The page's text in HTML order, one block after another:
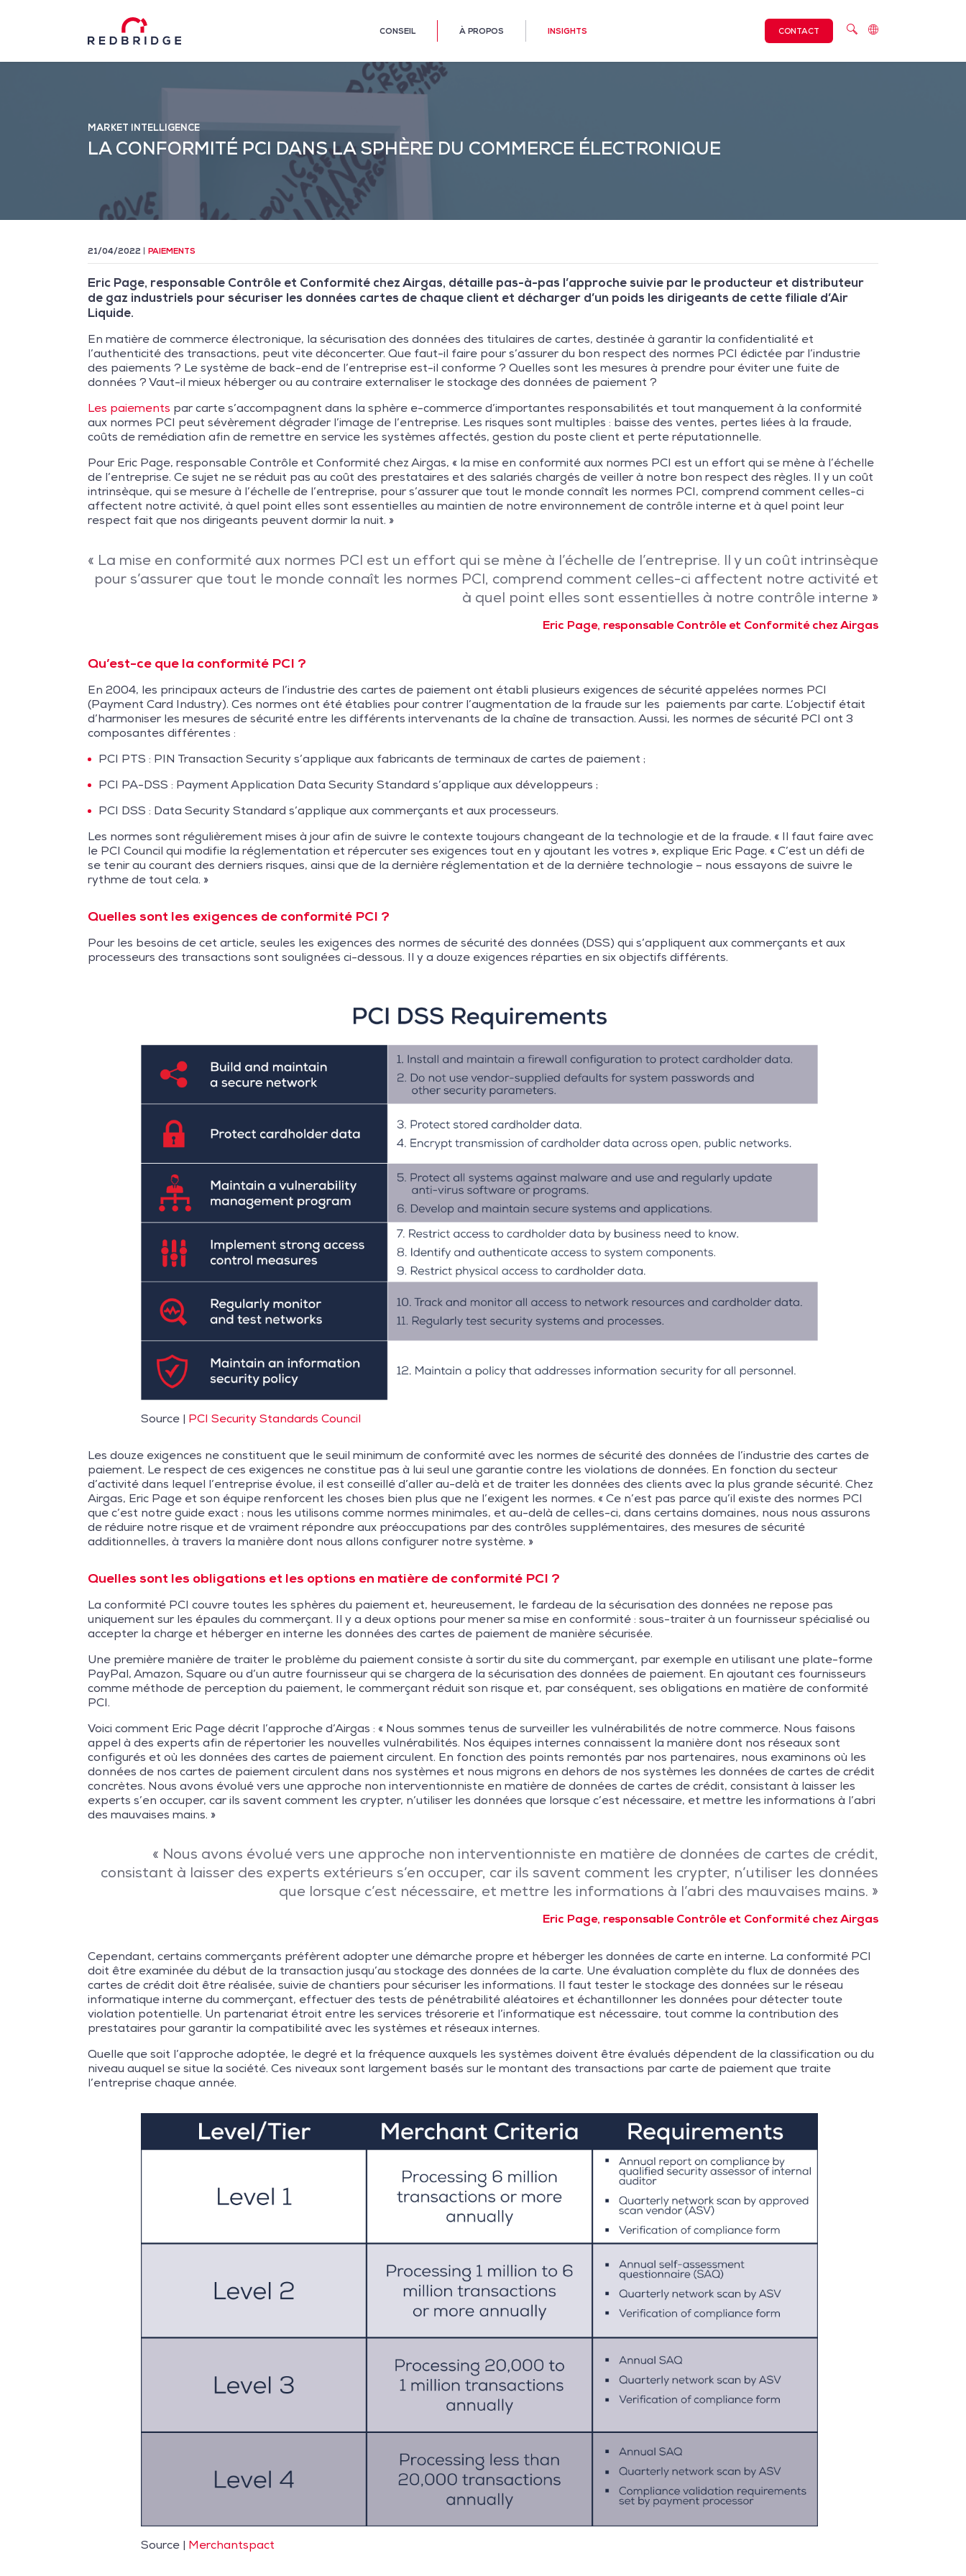
CONSEIL À PROPOS INSIGHTS CONTACT
MARKET INTELLIGENCE
LA CONFORMITÉ PCI DANS LA SPHÈRE DU COMMERCE ÉLECTRONIQUE
21/04/2022 PAIEMENTS
Eric Page, responsable Contrôle et Conformité chez Airgas, détaille pas-à-pas l’approche suivie par le producteur et distributeur
de gaz industriels pour sécuriser les données cartes de chaque client et décharger d’un poids les dirigeants de cette filiale d’Air
Liquide.
En matière de commerce électronique, la sécurisation des données des titulaires de cartes, destinée à garantir la confidentialité et
l’authenticité des transactions, peut vite déconcerter. Que faut-il faire pour s’assurer du bon respect des normes PCI édictée par l’industrie
des paiements ? Le système de back-end de l’entreprise est-il conforme ? Quelles sont les mesures à prendre pour éviter une fuite de
données ? Vaut-il mieux héberger ou au contraire externaliser le stockage des données de paiement ?
Les paiements par carte s’accompagnent dans la sphère e-commerce d’importantes responsabilités et tout manquement à la conformité
aux normes PCI peut sévèrement dégrader l’image de l’entreprise. Les risques sont multiples : baisse des ventes, pertes liées à la fraude,
coûts de remédiation afin de remettre en service les systèmes affectés, gestion du poste client et perte réputationnelle.
Pour Eric Page, responsable Contrôle et Conformité chez Airgas, « la mise en conformité aux normes PCI est un effort qui se mène à l’échelle
de l’entreprise. Ce sujet ne se réduit pas au coût des prestataires et des salariés chargés de veiller à notre bon respect des règles. Il y un coût
intrinsèque, qui se mesure à l’échelle de l’entreprise, pour s’assurer que tout le monde connaît les normes PCI, comprend comment celles-ci
affectent notre activité, à quel point elles sont essentielles au maintien de notre environnement de contrôle interne et à quel point leur
respect fait que nos dirigeants peuvent dormir la nuit. »
« La mise en conformité aux normes PCI est un effort qui se mène à l’échelle de l’entreprise. Il y un coût intrinsèque
pour s’assurer que tout le monde connaît les normes PCI, comprend comment celles-ci affectent notre activité et
à quel point elles sont essentielles à notre contrôle interne »
Eric Page, responsable Contrôle et Conformité chez Airgas
Qu’est-ce que la conformité PCI ?
En 2004, les principaux acteurs de l’industrie des cartes de paiement ont établi plusieurs exigences de sécurité appelées normes PCI
(Payment Card Industry). Ces normes ont été établies pour contrer l’augmentation de la fraude sur les paiements par carte. L’objectif était
d’harmoniser les mesures de sécurité entre les différents intervenants de la chaîne de transaction. Aussi, les normes de sécurité PCI ont 3
composantes différentes :
PCI PTS : PIN Transaction Security s’applique aux fabricants de terminaux de cartes de paiement ;
PCI PA-DSS : Payment Application Data Security Standard s’applique aux développeurs ;
PCI DSS : Data Security Standard s’applique aux commerçants et aux processeurs.
Les normes sont régulièrement mises à jour afin de suivre le contexte toujours changeant de la technologie et de la fraude. « Il faut faire avec
le PCI Council qui modifie la réglementation et répercuter ses exigences tout en y ajoutant les votres », explique Eric Page. « C’est un défi de
se tenir au courant des derniers risques, ainsi que de la dernière réglementation et de la dernière technologie – nous essayons de suivre le
rythme de tout cela. »
Quelles sont les exigences de conformité PCI ?
Pour les besoins de cet article, seules les exigences des normes de sécurité des données (DSS) qui s’appliquent aux commerçants et aux
processeurs des transactions sont soulignées ci-dessous. Il y a douze exigences réparties en six objectifs différents.
Source | PCI Security Standards Council
Les douze exigences ne constituent que le seuil minimum de conformité avec les normes de sécurité des données de l’industrie des cartes de
paiement. Le respect de ces exigences ne constitue pas à lui seul une garantie contre les violations de données. En fonction du secteur
d’activité dans lequel l’entreprise évolue, il est conseillé d’aller au-delà et de traiter les données des clients avec la plus grande sécurité. Chez
Airgas, Eric Page et son équipe renforcent les choses bien plus que ne l’exigent les normes. « Ce n’est pas parce qu’il existe des normes PCI
que c’est notre guide exact ; nous les utilisons comme normes minimales, et au-delà de celles-ci, dans certains domaines, nous nous assurons
de réduire notre risque et de vraiment répondre aux préoccupations par des contrôles supplémentaires, des mesures de sécurité
additionnelles, à travers la manière dont nous allons configurer notre système. »
Quelles sont les obligations et les options en matière de conformité PCI ?
La conformité PCI couvre toutes les sphères du paiement et, heureusement, le fardeau de la sécurisation des données ne repose pas
uniquement sur les épaules du commerçant. Il y a deux options pour mener sa mise en conformité : sous-traiter à un fournisseur spécialisé ou
accepter la charge et héberger en interne les données des cartes de paiement de manière sécurisée.
Une première manière de traiter le problème du paiement consiste à sortir du site du commerçant, par exemple en utilisant une plate-forme
PayPal, Amazon, Square ou d’un autre fournisseur qui se chargera de la sécurisation des données de paiement. En ajoutant ces fournisseurs
comme méthode de perception du paiement, le commerçant réduit son risque et, par conséquent, ses obligations en matière de conformité
PCI.
Voici comment Eric Page décrit l’approche d’Airgas : « Nous sommes tenus de surveiller les vulnérabilités de notre commerce. Nous faisons
appel à des experts afin de répertorier les nouvelles vulnérabilités. Nos équipes internes connaissent la manière dont nos réseaux sont
configurés et où les données des cartes de paiement circulent. En fonction des points remontés par nos partenaires, nous examinons où les
données de nos cartes de paiement circulent dans nos systèmes et nous migrons en dehors de nos systèmes les données de cartes de crédit
concrètes. Nous avons évolué vers une approche non interventionniste en matière de données de cartes de crédit, consistant à laisser les
experts s’en occuper, car ils savent comment les crypter, n’utiliser les données que lorsque c’est nécessaire, et mettre les informations à l’abri
des mauvaises mains. »
« Nous avons évolué vers une approche non interventionniste en matière de données de cartes de crédit,
consistant à laisser des experts extérieurs s’en occuper, car ils savent comment les crypter, n’utiliser les données
que lorsque c’est nécessaire, et mettre les informations à l’abri des mauvaises mains. »
Eric Page, responsable Contrôle et Conformité chez Airgas
Cependant, certains commerçants préfèrent adopter une démarche propre et héberger les données de carte en interne. La conformité PCI
doit être examinée du début de la transaction jusqu’au stockage des données de la carte. Une évaluation complète du flux de données des
cartes de crédit doit être réalisée, suivie de chantiers pour sécuriser les informations. Il faut tester le stockage des données sur le réseau
informatique interne du commerçant, effectuer des tests de pénétrabilité aléatoires et échantillonner les données pour détecter toute
violation potentielle. Un partenariat étroit entre les services trésorerie et l’informatique est nécessaire, tout comme la contribution des
prestataires pour garantir la compatibilité avec les systèmes et réseaux internes.
Quelle que soit l’approche adoptée, le degré et la fréquence auxquels les systèmes doivent être évalués dépendent de la classification ou du
niveau auquel se situe la société. Ces niveaux sont largement basés sur le montant des transactions par carte de paiement que traite
l’entreprise chaque année.
Source | Merchantspact